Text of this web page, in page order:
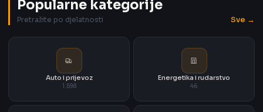
Popularne kategorije
Pretražite po djelatnosti Sve →
Auto i prijevoz
1.598
Energetika i rudarstvo
46